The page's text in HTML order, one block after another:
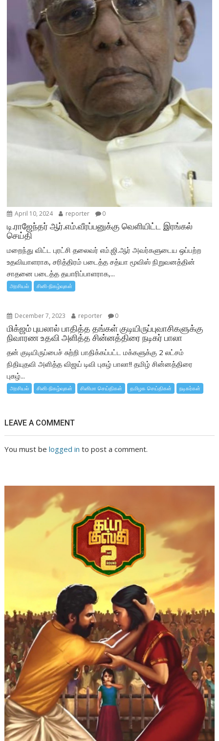
April 10, 2024 reporter 0
டி.ராஜேந்தர் ஆர்.எம்.வீரப்பனுக்கு வெளியிட்ட இரங்கல்
செய்தி
மறைந்து விட்ட புரட்சி தலைவர் எம்.ஜி.ஆர் அவர்களுடைய ஒப்பற்ற
உதவியாளராக, சரித்திரம் படைத்த சத்யா மூவிஸ் நிறுவனத்தின்
சாதனை படைத்த தயாரிப்பாளராக,...
அரசியல் சினி-நிகழ்வுகள்
December 7, 2023 reporter 0
மிக்ஜம் புயலால் பாதித்த தங்கள் குடியிருப்புவாசிகளுக்கு
நிவாரண உதவி அளித்த சின்னத்திரை நடிகர் பாலா
தன் குடியிருப்பைச் சுற்றி பாதிக்கப்பட்ட மக்களுக்கு 2 லட்சம்
நிதியுதவி அளித்த விஜய் டிவி புகழ் பாலா!! தமிழ் சின்னத்திரை
புகழ்...
அரசியல் சினி-நிகழ்வுகள் சினிமா செய்திகள் தமிழக செய்திகள் நடிகர்கள்
LEAVE A COMMENT
You must belogged in to post a comment.